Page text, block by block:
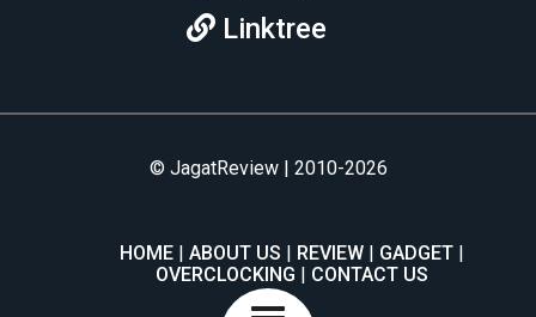
Linktree
© JagatReview | 2010-2026
HOME ABOUT US REVIEW
GADGET
OVERCLOCKING
CONTACT US